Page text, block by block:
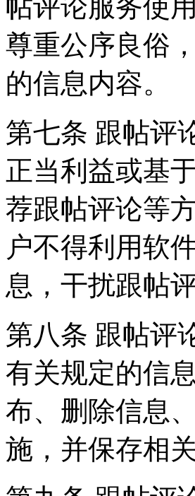
帖评论服务使
尊重公序良俗
的信息内容。
第七条 跟帖评
正当利益或基
荐跟帖评论等
户不得利用软
息，干扰跟帖
第八条 跟帖评
有关规定的信
布、删除信息
施，并保存相关